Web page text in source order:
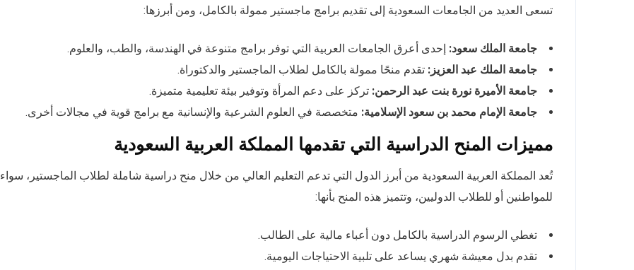
تسعى العديد من الجامعات السعودية إلى تقديم برامج ماجستير ممولة بالكامل، ومن أبرزها:
جامعة الملك سعود: إحدى أعرق الجامعات العربية التي توفر برامج متنوعة في الهندسة، والطب، والعلوم.
جامعة الملك عبد العزيز: تقدم منحًا ممولة بالكامل لطلاب الماجستير والدكتوراة.
جامعة الأميرة نورة بنت عبد الرحمن: تركز على دعم المرأة وتوفير بيئة تعليمية متميزة.
جامعة الإمام محمد بن سعود الإسلامية: متخصصة في العلوم الشرعية والإنسانية مع برامج قوية في مجالات أخرى.
مميزات المنح الدراسية التي تقدمها المملكة العربية السعودية
تُعد المملكة العربية السعودية من أبرز الدول التي تدعم التعليم العالي من خلال منح دراسية شاملة لطلاب الماجستير، سواء
للمواطنين أو للطلاب الدوليين، وتتميز هذه المنح بأنها:
تغطي الرسوم الدراسية بالكامل دون أعباء مالية على الطالب.
تقدم بدل معيشة شهري يساعد على تلبية الاحتياجات اليومية.